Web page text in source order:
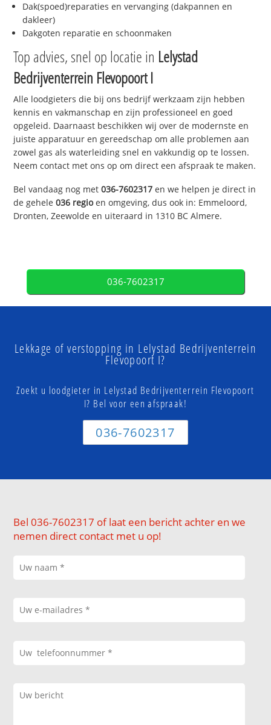
Dak(spoed)reparaties en vervanging (dakpannen en
dakleer)
Dakgoten reparatie en schoonmaken
Top advies, snel op locatie in Lelystad
Bedrijventerrein Flevopoort I
Alle loodgieters die bij ons bedrijf werkzaam zijn hebben
kennis en vakmanschap en zijn professioneel en goed
opgeleid. Daarnaast beschikken wij over de modernste en
juiste apparatuur en gereedschap om alle problemen aan
zowel gas als waterleiding snel en vakkundig op te lossen.
Neem contact met ons op om direct een afspraak te maken.
Bel vandaag nog met036-7602317 en we helpen je direct in
de gehele036 regioen omgeving, dus ook in: Emmeloord,
Dronten, Zeewolde en uiteraard in 1310 BC Almere.
036-7602317
Lekkage of verstopping in Lelystad Bedrijventerrein
Flevopoort I?
Zoekt u loodgieter in Lelystad Bedrijventerrein Flevopoort
I? Bel voor een afspraak!
036-7602317
Bel 036-7602317 of laat een bericht achter en we
nemen direct contact met u op!